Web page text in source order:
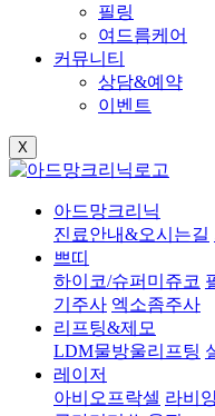
필링
여드름케어
커뮤니티
상담&예약
이벤트
X
아드망크리닉
진료안내&오시는길
쁘띠
하이코/슈퍼미쥬코
기주사 엑소좀주사
리프팅&제모
LDM물방울리프팅
레이저
아비오프락셀 라비